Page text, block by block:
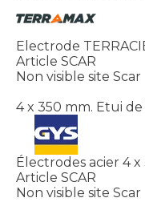
Electrode
Article SCAR
Non visible site Scar
4 x 350 mm. Etui
Électrodes acier 4
Article SCAR
Non visible site Scar